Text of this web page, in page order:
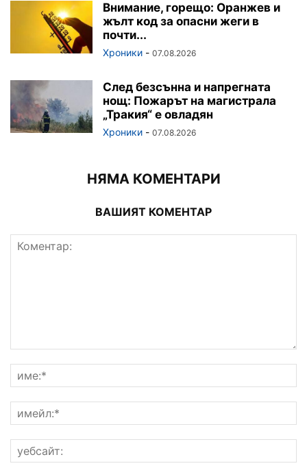
Внимание, горещо: Оранжев и
жълт код за опасни жеги в
почти...
Хроники - 07.08.2026
След безсънна и напрегната
нощ: Пожарът на магистрала
„Тракия“ е овладян
Хроники - 07.08.2026
НЯМА КОМЕНТАРИ
ВАШИЯТ КОМЕНТАР